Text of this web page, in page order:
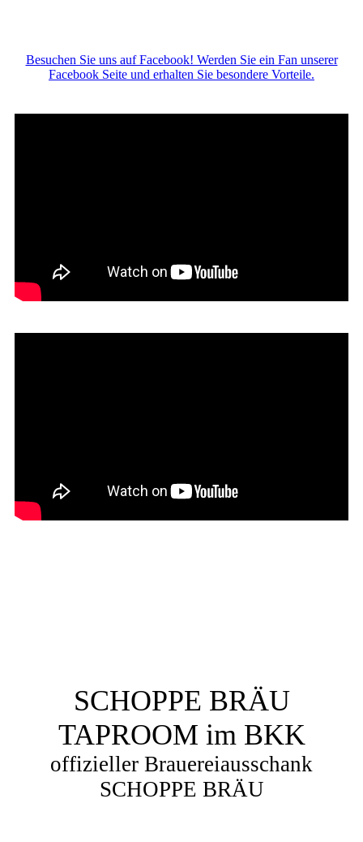
Besuchen Sie uns auf Facebook! Werden Sie ein Fan unserer
Facebook Seite und erhalten Sie besondere Vorteile.
SCHOPPE BRÄU
TAPROOM im BKK
offizieller Brauereiausschank
SCHOPPE BRÄU